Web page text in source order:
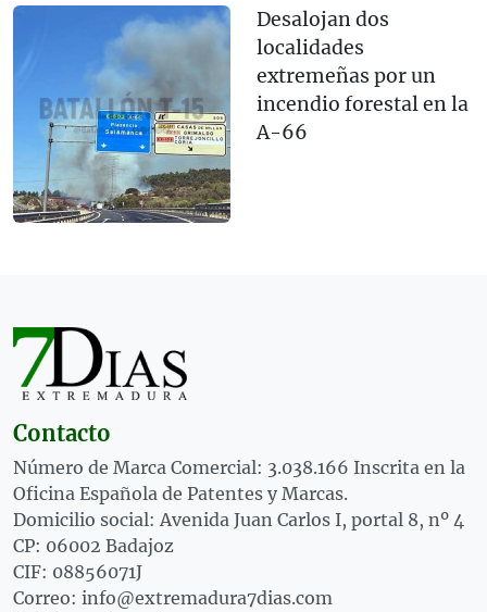
Desalojan dos
localidades
extremeñas por un
incendio forestal en la
A-66
Contacto
Número de Marca Comercial: 3.038.166 Inscrita en la
Oficina Española de Patentes y Marcas.
Domicilio social: Avenida Juan Carlos I, portal 8, nº 4
CP: 06002 Badajoz
CIF: 08856071J
Correo: info@extremadura7dias.com